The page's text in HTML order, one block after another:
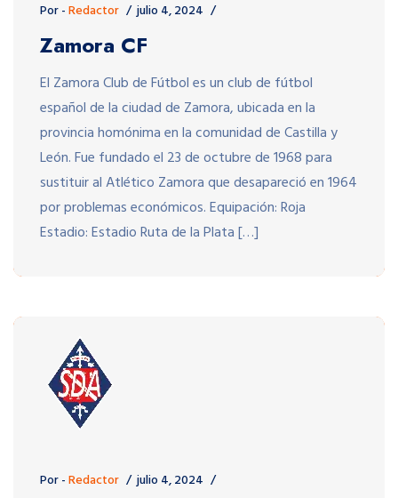
Por -Redactor julio 4, 2024
Zamora CF
El Zamora Club de Fútbol es un club de fútbol
español de la ciudad de Zamora, ubicada en la
provincia homónima en la comunidad de Castilla y
León. Fue fundado el 23 de octubre de 1968 para
sustituir al Atlético Zamora que desapareció en 1964
por problemas económicos. Equipación: Roja
Estadio: Estadio Ruta de la Plata […]
Por -Redactor julio 4, 2024